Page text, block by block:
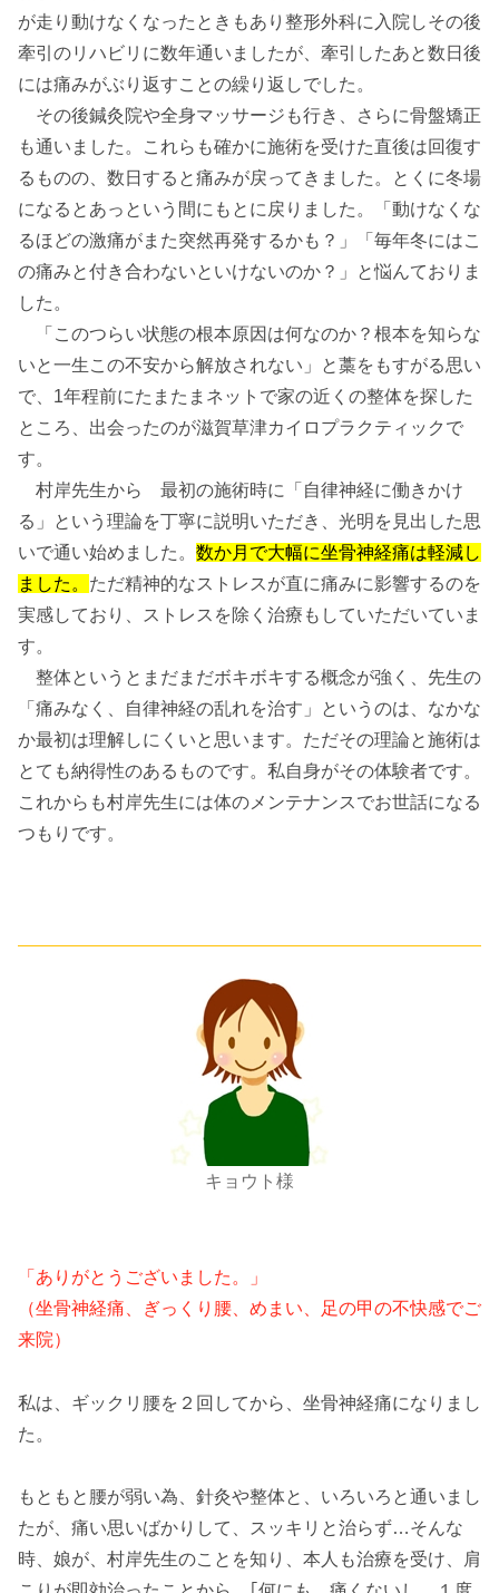
が走り動けなくなったときもあり整形外科に入院しその後
牽引のリハビリに数年通いましたが、牽引したあと数日後
には痛みがぶり返すことの繰り返しでした。
その後鍼灸院や全身マッサージも行き、さらに骨盤矯正
も通いました。これらも確かに施術を受けた直後は回復す
るものの、数日すると痛みが戻ってきました。とくに冬場
になるとあっという間にもとに戻りました。「動けなくな
るほどの激痛がまた突然再発するかも？」「毎年冬にはこ
の痛みと付き合わないといけないのか？」と悩んておりま
した。
「このつらい状態の根本原因は何なのか？根本を知らな
いと一生この不安から解放されない」と藁をもすがる思い
で、1年程前にたまたまネットで家の近くの整体を探した
ところ、出会ったのが滋賀草津カイロプラクティックで
す。
村岸先生から 最初の施術時に「自律神経に働きかけ
る」という理論を丁寧に説明いただき、光明を見出した思
いで通い始めました。 数か月で大幅に坐骨神経痛は軽減し
ました。 ただ精神的なストレスが直に痛みに影響するのを
実感しており、ストレスを除く治療もしていただいていま
す。
整体というとまだまだボキボキする概念が強く、先生の
「痛みなく、自律神経の乱れを治す」というのは、なかな
か最初は理解しにくいと思います。ただその理論と施術は
とても納得性のあるものです。私自身がその体験者です。
これからも村岸先生には体のメンテナンスでお世話になる
つもりです。
キョウト様
「ありがとうございました。」
（坐骨神経痛、ぎっくり腰、めまい、足の甲の不快感でご
来院）
私は、ギックリ腰を２回してから、坐骨神経痛になりまし
た。
もともと腰が弱い為、針灸や整体と、いろいろと通いまし
たが、痛い思いばかりして、スッキリと治らず…そんな
時、娘が、村岸先生のことを知り、本人も治療を受け、肩